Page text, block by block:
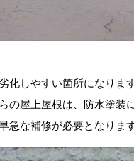
化しやすい箇所になりま
の屋上屋根は、防水塗装
急な補修が必要となります